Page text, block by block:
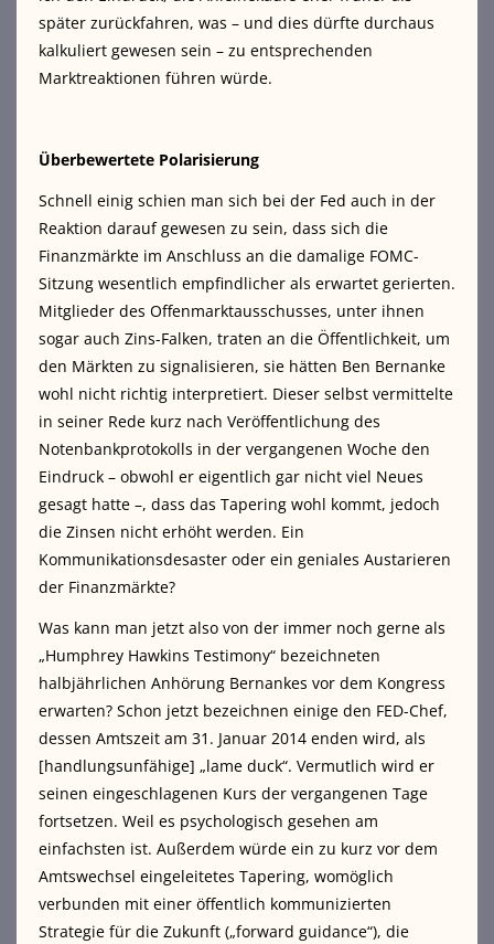
später zurückfahren, was – und dies dürfte durchaus
kalkuliert gewesen sein – zu entsprechenden
Marktreaktionen führen würde.
Überbewertete Polarisierung
Schnell einig schien man sich bei der Fed auch in der
Reaktion darauf gewesen zu sein, dass sich die
Finanzmärkte im Anschluss an die damalige FOMC-
Sitzung wesentlich empfindlicher als erwartet gerierten.
Mitglieder des Offenmarktausschusses, unter ihnen
sogar auch Zins-Falken, traten an die Öffentlichkeit, um
den Märkten zu signalisieren, sie hätten Ben Bernanke
wohl nicht richtig interpretiert. Dieser selbst vermittelte
in seiner Rede kurz nach Veröffentlichung des
Notenbankprotokolls in der vergangenen Woche den
Eindruck – obwohl er eigentlich gar nicht viel Neues
gesagt hatte –, dass das Tapering wohl kommt, jedoch
die Zinsen nicht erhöht werden. Ein
Kommunikationsdesaster oder ein geniales Austarieren
der Finanzmärkte?
Was kann man jetzt also von der immer noch gerne als
„Humphrey Hawkins Testimony“ bezeichneten
halbjährlichen Anhörung Bernankes vor dem Kongress
erwarten? Schon jetzt bezeichnen einige den FED-Chef,
dessen Amtszeit am 31. Januar 2014 enden wird, als
[handlungsunfähige] „lame duck“. Vermutlich wird er
seinen eingeschlagenen Kurs der vergangenen Tage
fortsetzen. Weil es psychologisch gesehen am
einfachsten ist. Außerdem würde ein zu kurz vor dem
Amtswechsel eingeleitetes Tapering, womöglich
verbunden mit einer öffentlich kommunizierten
Strategie für die Zukunft („forward guidance“), die